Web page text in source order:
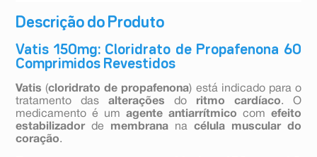
Descrição do Produto
Vatis 150mg: Cloridrato de Propafenona 60
Comprimidos Revestidos
Vatis(cloridrato de propafenona) está indicado para o
tratamento dasalterações do ritmo cardíaco. O
medicamento é um agente antiarrítmico com efeito
estabilizadorde membrana na célula muscular do
coração.